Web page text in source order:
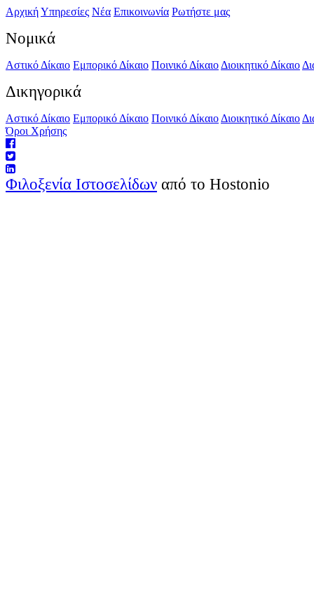
ΑρχικήΥπηρεσίες Νέα Επικοινωνία Ρωτήστε μας
Νομικά
Αστικό Δίκαιο Εμπορικό Δίκαιο Ποινικό Δίκαιο Διοικητικό Δίκαιο
Δικηγορικά
Αστικό Δίκαιο Εμπορικό Δίκαιο Ποινικό Δίκαιο Διοικητικό Δίκαιο
Όροι Χρήσης
Φιλοξενία Ιστοσελίδων από το Hostonio